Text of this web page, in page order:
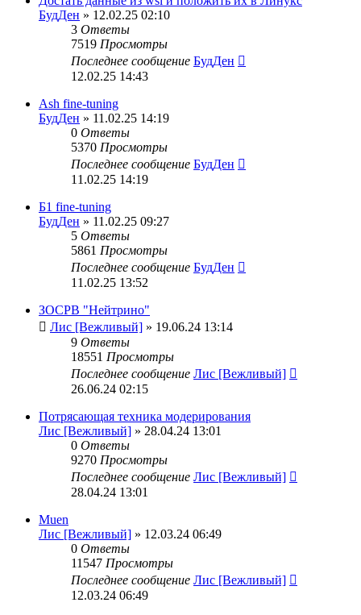
БудДен » 12.02.25 02:10
3 Ответы
7519 Просмотры
Последнее сообщение БудДен
12.02.25 14:43
Ash fine-tuning
БудДен » 11.02.25 14:19
0 Ответы
5370 Просмотры
Последнее сообщение БудДен
11.02.25 14:19
Б1 fine-tuning
БудДен » 11.02.25 09:27
5 Ответы
5861 Просмотры
Последнее сообщение БудДен
11.02.25 13:52
ЗОСРВ "Нейтрино"
Лис [Вежливый] » 19.06.24 13:14
9 Ответы
18551 Просмотры
Последнее сообщение Лис [Вежливый]
26.06.24 02:15
Потрясающая техника модерирования
Лис [Вежливый] » 28.04.24 13:01
0 Ответы
9270 Просмотры
Последнее сообщение Лис [Вежливый]
28.04.24 13:01
Muen
Лис [Вежливый] » 12.03.24 06:49
0 Ответы
11547 Просмотры
Последнее сообщение Лис [Вежливый]
12.03.24 06:49